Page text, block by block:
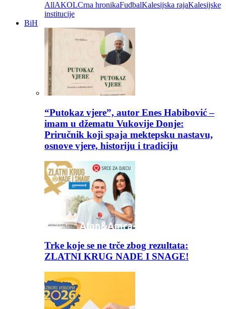
AllAKOLCrna hronikaFudbalKalesijska rajaKalesijske
institucije
BiH
“Putokaz vjere”, autor Enes Habibović –
imam u džematu Vukovije Donje:
Priručnik koji spaja mektepsku nastavu,
osnove vjere, historiju i tradiciju
Trke koje se ne trče zbog rezultata:
ZLATNI KRUG NADE I SNAGE!